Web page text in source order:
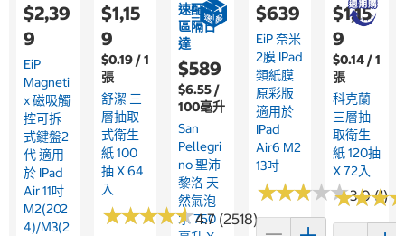
$2,39
9
EiP
Magneti
X 磁吸觸
控可拆
式鍵盤2
代 適用
於 IPad
Air 11吋
M2(202
4)/M3(2
$1,15
9
$0.19 / 1
張
舒潔 三
層抽取
式衛生
紙 100
抽 X 64
入
★★★★★
★★★★★4.7 (2518)
速配限
區隔日
達
$589
$6.55 /
100毫升
San
Pellegri
No 聖沛
黎洛 天
然氣泡
水 750
$639
EiP 奈米
2膜 IPad
類紙膜
原彩版
適用於
IPad
Air6 M2
13吋
★★★★★
★★★★★3.0 (1)
$1,15
9
$0.14 / 1
張
科克蘭
三層抽
取衛生
紙 120抽
X 72入
★★★
★★★